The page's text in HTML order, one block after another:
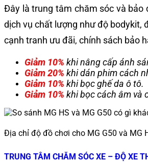
Đây là trung tâm chăm sóc và bảo
dịch vụ chất lượng như độ bodykit,
cạnh tranh ưu đãi, chính sách bảo
Giảm 10% khi nâng cấp ánh
Giảm 20% khi dán phim cách
Giảm 10% khi bọc ghế da ô tô.
Giảm 10% khi bọc cách âm và
Địa chỉ độ đồ chơi cho MG G50 và MG
TRUNG TÂM CHĂM SÓC XE – ĐỘ XE